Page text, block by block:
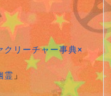
リーチャー事典×
霊」